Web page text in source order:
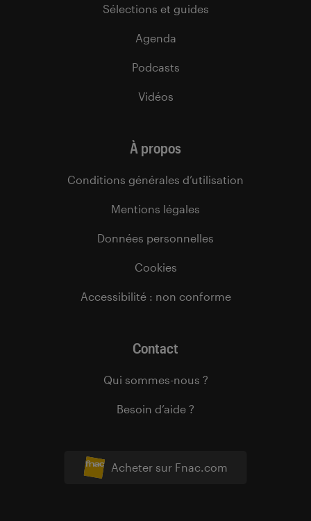
Acheter sur Fnac.com
Sélections et guides
Agenda
Podcasts
Vidéos
À propos
Conditions générales d’utilisation
Mentions légales
Données personnelles
Cookies
Accessibilité : non conforme
Contact
Qui sommes-nous ?
Besoin d’aide ?